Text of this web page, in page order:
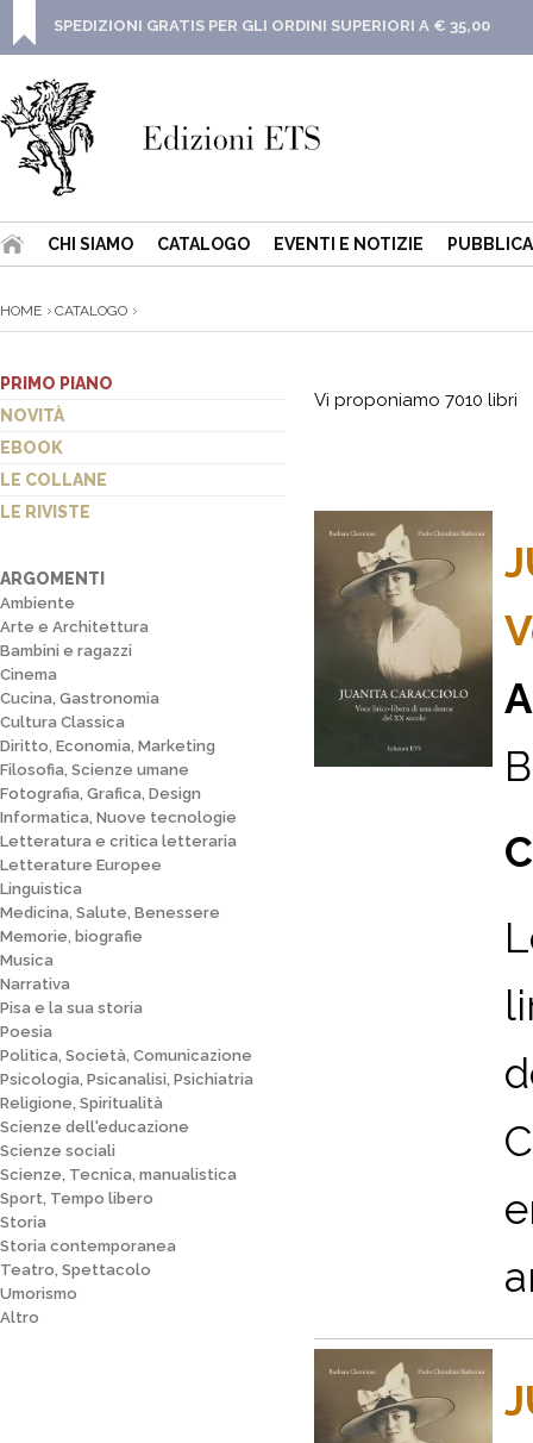
SPEDIZIONI GRATIS PER GLI ORDINI SUPERIORI A € 35,00
CHI SIAMO CATALOGO EVENTI E NOTIZIE
HOME CATALOGO
PRIMO PIANO
NOVITÀ
EBOOK
LE COLLANE
LE RIVISTE
ARGOMENTI
Ambiente
Arte e Architettura
Bambini e ragazzi
Cinema
Cucina, Gastronomia
Cultura Classica
Diritto, Economia, Marketing
Filosofia, Scienze umane
Fotografia, Grafica, Design
Informatica, Nuove tecnologie
Letteratura e critica letteraria
Letterature Europee
Linguistica
Medicina, Salute, Benessere
Memorie, biografie
Musica
Narrativa
Pisa e la sua storia
Poesia
Politica, Società, Comunicazione
Psicologia, Psicanalisi, Psichiatria
Religione, Spiritualità
Scienze dell'educazione
Scienze sociali
Scienze, Tecnica, manualistica
Sport, Tempo libero
Storia
Storia contemporanea
Teatro, Spettacolo
Umorismo
Altro
Vi proponiamo 7010 libri